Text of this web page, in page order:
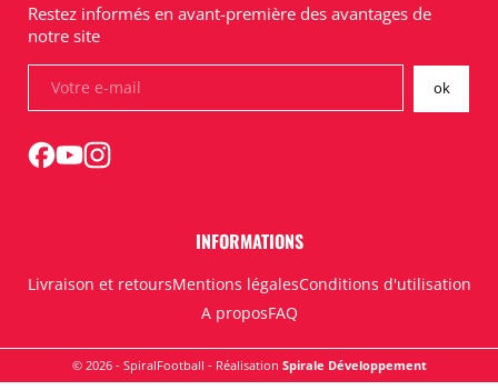
INFORMATIONS
Livraison et retoursMentions légalesConditions d'utilisation
A proposFAQ
Restez informés en avant-première des avantages de
notre site
© 2026 - SpiralFootball - Réalisation Spirale Développement